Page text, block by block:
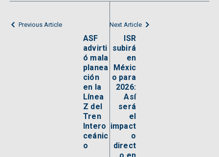
Previous Article
ASF
advirti
ó mala
planea
ción
en la
Línea
Z del
Tren
Intero
ceánic
o
Next Article
ISR
subirá
en
Méxic
o para
2026:
Así
será
el
impact
o
direct